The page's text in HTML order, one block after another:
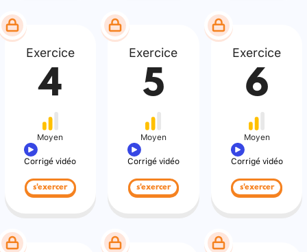
Exercice
4
Moyen
Corrigé vidéo
s'exercer
Exercice
5
Moyen
Corrigé vidéo
s'exercer
Exercice
6
Moyen
Corrigé vidéo
s'exercer